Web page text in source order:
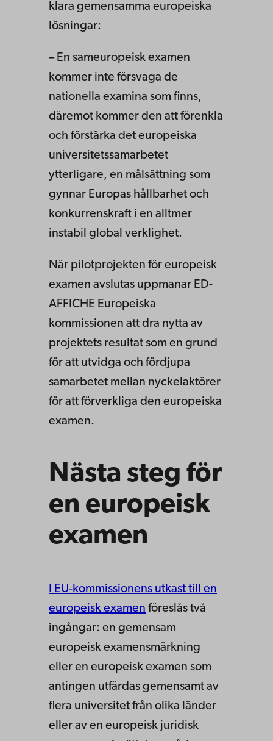
klara gemensamma europeiska
lösningar:
– En sameuropeisk examen
kommer inte försvaga de
nationella examina som finns,
däremot kommer den att förenkla
och förstärka det europeiska
universitetssamarbetet
ytterligare, en målsättning som
gynnar Europas hållbarhet och
konkurrenskraft i en alltmer
instabil global verklighet.
När pilotprojekten för europeisk
examen avslutas uppmanar ED-
AFFICHE Europeiska
kommissionen att dra nytta av
projektets resultat som en grund
för att utvidga och fördjupa
samarbetet mellan nyckelaktörer
för att förverkliga den europeiska
examen.
Nästa steg för
en europeisk
examen
I EU-kommissionens utkast till en
europeisk examen föreslås två
ingångar: en gemensam
europeisk examensmärkning
eller en europeisk examen som
antingen utfärdas gemensamt av
flera universitet från olika länder
eller av en europeisk juridisk